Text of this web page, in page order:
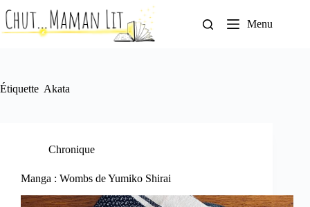
au
contenu
Menu
Étiquette Akata
Chronique
Manga : Wombs de Yumiko Shirai